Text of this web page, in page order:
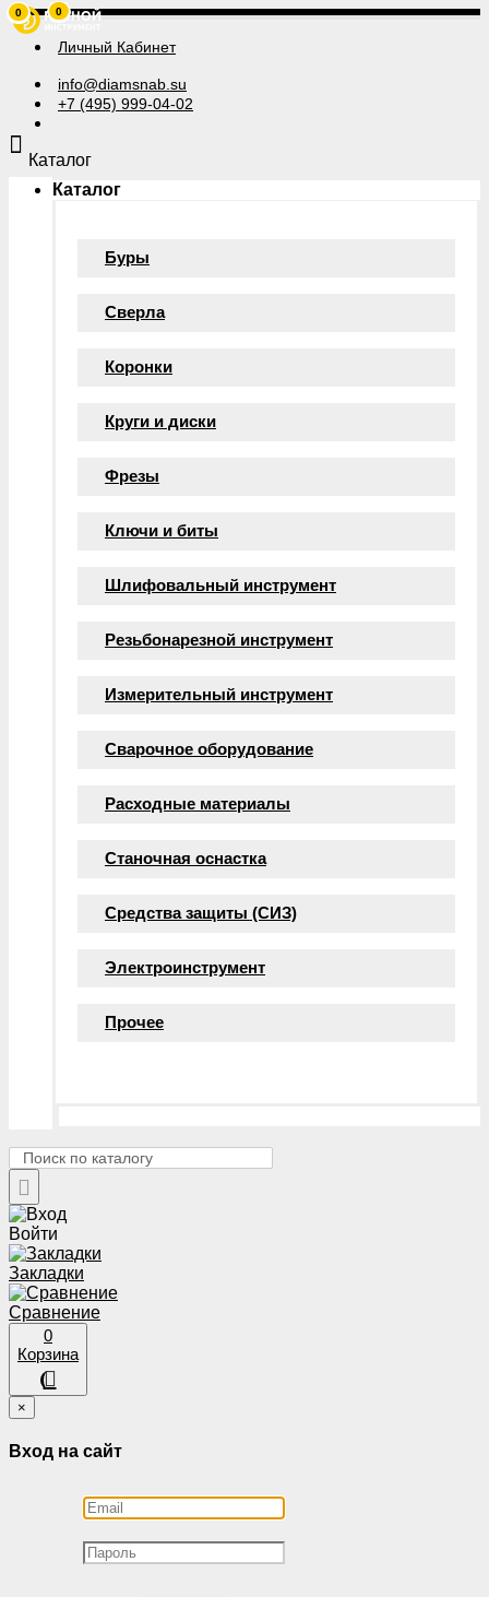
Личный Кабинет
info@diamsnab.su
+7 (495) 999-04-02
0
Каталог
Каталог
Буры
Сверла
Коронки
Круги и диски
Фрезы
Ключи и биты
Шлифовальный инструмент
Резьбонарезной инструмент
Измерительный инструмент
Сварочное оборудование
Расходные материалы
Станочная оснастка
Средства защиты (СИЗ)
Электроинструмент
Прочее
Войти
0
Закладки
Сравнение
0
Корзина
×
Вход на сайт